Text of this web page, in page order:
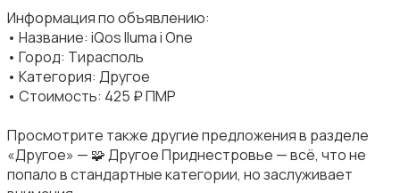
Информация по объявлению:
• Название: iQos Iluma i One
• Город: Тирасполь
• Категория: Другое
• Стоимость: 425 ₽ ПМР
Просмотрите также другие предложения в разделе
«Другое» — 🧩 Другое Приднестровье — всё, что не
попало в стандартные категории, но заслуживает